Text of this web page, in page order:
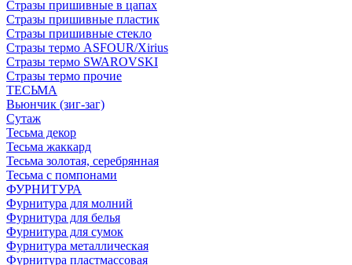
Стразы пришивные в цапах
Стразы пришивные пластик
Стразы пришивные стекло
Стразы термо ASFOUR/Xirius
Стразы термо SWAROVSKI
Стразы термо прочие
ТЕСЬМА
Вьюнчик (зиг-заг)
Сутаж
Тесьма декор
Тесьма жаккард
Тесьма золотая, серебрянная
Тесьма с помпонами
ФУРНИТУРА
Фурнитура для молний
Фурнитура для белья
Фурнитура для сумок
Фурнитура металлическая
Фурнитура пластмассовая